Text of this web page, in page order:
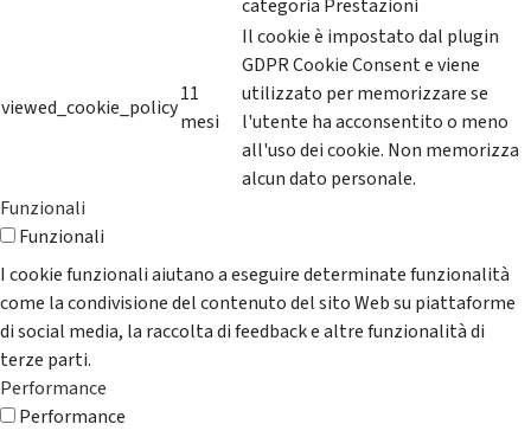
categoria Prestazioni
viewed_cookie_policy
11
mesi
Il cookie è impostato dal plugin
GDPR Cookie Consent e viene
utilizzato per memorizzare se
l'utente ha acconsentito o meno
all'uso dei cookie. Non memorizza
alcun dato personale.
Funzionali
Funzionali
I cookie funzionali aiutano a eseguire determinate funzionalità
come la condivisione del contenuto del sito Web su piattaforme
di social media, la raccolta di feedback e altre funzionalità di
terze parti.
Performance
Performance